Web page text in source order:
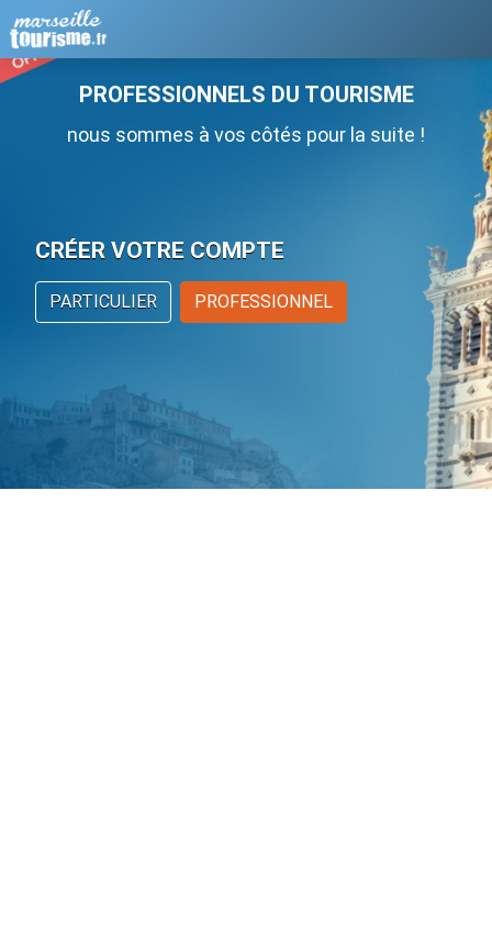
PROFESSIONNELS DU TOURISME
nous sommes à vos côtés pour la suite !
CRÉER VOTRE COMPTE
PARTICULIER PROFESSIONNEL